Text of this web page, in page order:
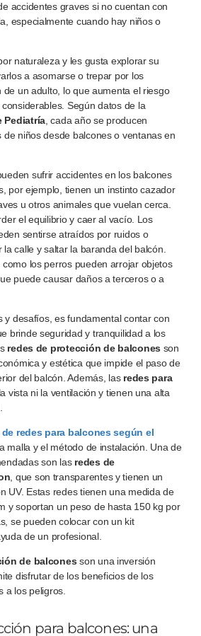
accidentes graves si no cuentan con
especialmente cuando hay niños o
naturaleza y les gusta explorar su
a asomarse o trepar por los
de un adulto, lo que aumenta el riesgo
Según datos de la
Pediatría, cada año se producen
niños desde balcones o ventanas en
sufrir accidentes en los balcones
por ejemplo, tienen un instinto cazador
u otros animales que vuelan cerca.
el equilibrio y caer al vacío. Los
sentirse atraídos por ruidos o
calle y saltar la baranda del balcón.
los perros pueden arrojar objetos
puede causar daños a terceros o a
y desafíos, es fundamental contar con
brinde seguridad y tranquilidad a los
redes de protección de balcones son
y estética que impide el paso de
del balcón. Además, las redes para
vista ni la ventilación y tienen una alta
redes para balcones según el
malla y el método de instalación. Una de
son las redes de
, que son transparentes y tienen un
UV. Estas redes tienen una medida de
y soportan un peso de hasta 150 kg por
se pueden colocar con un kit
de un profesional.
de balcones son una inversión
disfrutar de los beneficios de los
a los peligros.
para balcones: una